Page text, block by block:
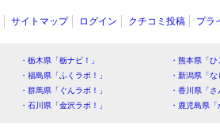
サイトマップ ログイン クチコミ投稿 プラ
・栃木県「栃ナビ！」
・熊本県「
・福島県「ふくラボ！」
・新潟県「
・群馬県「ぐんラボ！」
・香川県「
・石川県「金沢ラボ！」
・鹿児島県